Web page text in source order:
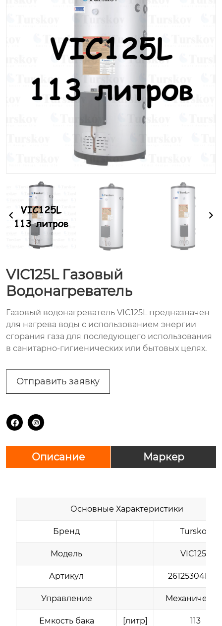
VIC125L Газовый
Водонагреватель
Газовый водонагреватель VIC125L предназначен
для нагрева воды с использованием энергии
сгорания газа для последующего использования
в санитарно-гигиенических или бытовых целях.
Отправить заявку
 
Описание Маркер
Основные Характеристики
Бренд Turskov
Модель VIC125L
Артикул
Управление
Емкость бака [литр] 113